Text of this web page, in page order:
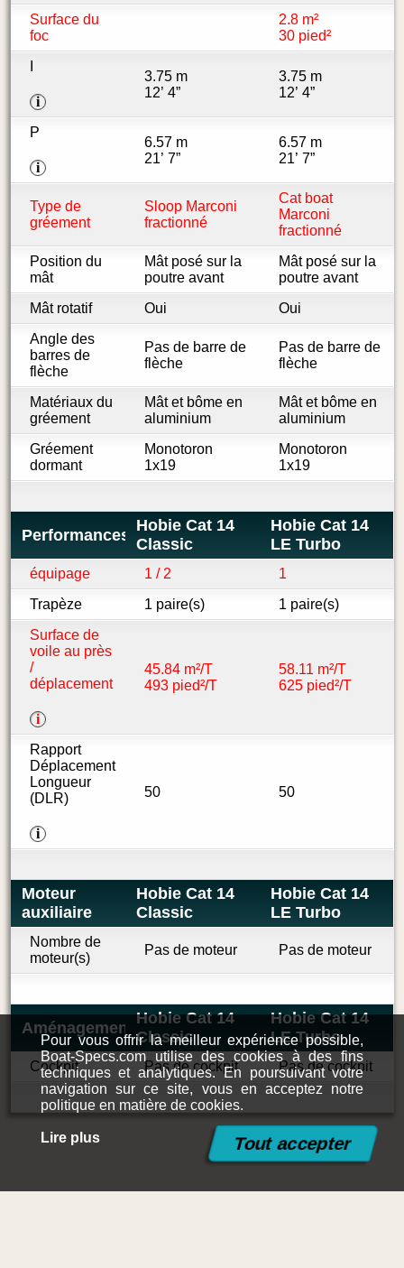
Surface du
foc
2.8 m²
30 pied²
i
3.75 m
12’ 4”
3.75 m
12’ 4”
P
i
6.57 m
21’ 7”
6.57 m
21’ 7”
Type de
gréement
Sloop Marconi
fractionné
Cat boat
Marconi
fractionné
Position du
mât
Mât posé sur la
poutre avant
Mât posé sur la
poutre avant
Mât rotatif
Oui
Oui
Angle des
barres de
flèche
Pas de barre de
flèche
Pas de barre de
flèche
Matériaux du
gréement
Mât et bôme en
aluminium
Mât et bôme en
aluminium
Gréement
dormant
Monotoron
1x19
Monotoron
1x19
Performances
Hobie Cat 14
Classic
Hobie Cat 14
LE Turbo
équipage 1 / 2
1
Trapèze
1 paire(s)
1 paire(s)
Surface de
voile au près
/
déplacement
i
45.84 m²/T
493 pied²/T
58.11 m²/T
625 pied²/T
Rapport
Déplacement
Longueur
(DLR)
i
50 50
Moteur
auxiliaire
Hobie Cat 14
Classic
Hobie Cat 14
LE Turbo
Nombre de
moteur(s)
Pas de moteur Pas de moteur
Aménagement
Hobie Cat 14
Classic
Hobie Cat 14
LE Turbo
Cockpit Pas de cockpit Pas de cockpit
Pour vous offrir la meilleur expérience possible,
Boat-Specs.com utilise des cookies à des fins
techniques et analytiques. En poursuivant votre
navigation sur ce site, vous en acceptez notre
politique en matière de cookies.
Lire plus